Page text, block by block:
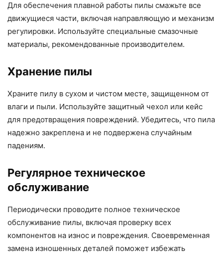
Для обеспечения плавной работы пилы смажьте все
движущиеся части, включая направляющую и механизм
регулировки. Используйте специальные смазочные
материалы, рекомендованные производителем.
Хранение пилы
Храните пилу в сухом и чистом месте, защищенном от
влаги и пыли. Используйте защитный чехол или кейс
для предотвращения повреждений. Убедитесь, что пила
надежно закреплена и не подвержена случайным
падениям.
Регулярное техническое
обслуживание
Периодически проводите полное техническое
обслуживание пилы, включая проверку всех
компонентов на износ и повреждения. Своевременная
замена изношенных деталей поможет избежать